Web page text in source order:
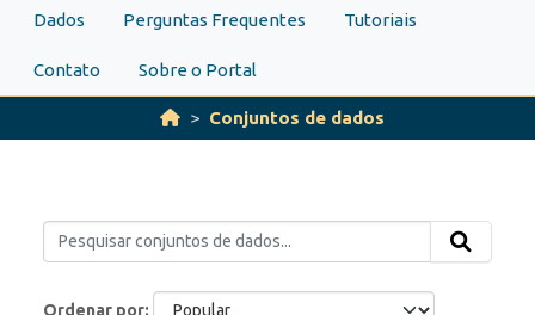
Dados Perguntas Frequentes Tutoriais
Contato Sobre o Portal
Conjuntos de dados
Ordenar por